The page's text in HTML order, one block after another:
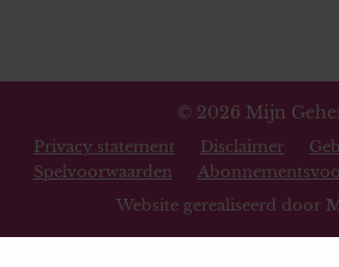
© 2026 Mijn
Privacy statement Disclaimer
Spelvoorwaarden
Website gerealiseerd door